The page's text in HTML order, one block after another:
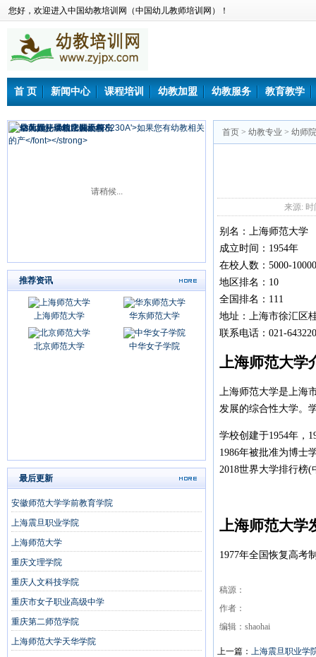
您好，欢迎进入中国幼教培训网（中国幼儿教师培训网）！
首 页 新闻中心 课程培训 幼教加盟 幼教服务 教育教学
请稍候...
推荐资讯
上海师范大学 华东师范大学
北京师范大学 中华女子学院
最后更新
安徽师范大学学前教育学院
上海震旦职业学院
上海师范大学
重庆文理学院
重庆人文科技学院
重庆市女子职业高级中学
重庆第二师范学院
上海师范大学天华学院
首页 > 幼教专业 > 幼师
来源: 时
别名： 上海师范大学
成立时间： 1954年
在校人数： 5000-
地区排名： 10
全国排名： 111
地址： 上海市徐汇区
联系电话： 021-
上海师范大学
上海师范大学是上海
发展的综合性大学。
学校创建于1954年，
1986年被批准为博士
2018世界大学排行榜
上海师范大学
1977年全国恢复高考
稿源：
作者：
编辑：shaohai
上一篇：
上海震旦职业学